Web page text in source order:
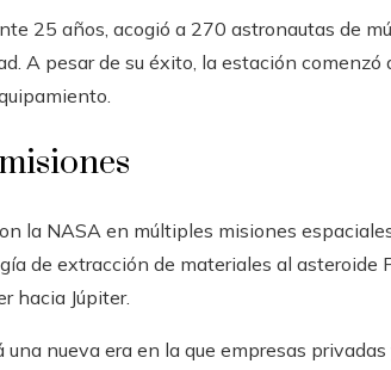
25 años, acogió a 270 astronautas de
A pesar de su éxito, la estación comenzó
la NASA en múltiples misiones
de extracción de materiales al asteroide
hacia Júpiter.
una nueva era en la que empresas